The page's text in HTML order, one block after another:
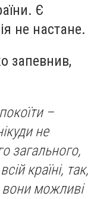
Є
не настане.
запевнив,
–
не
загального,
країні, так,
вони можливі